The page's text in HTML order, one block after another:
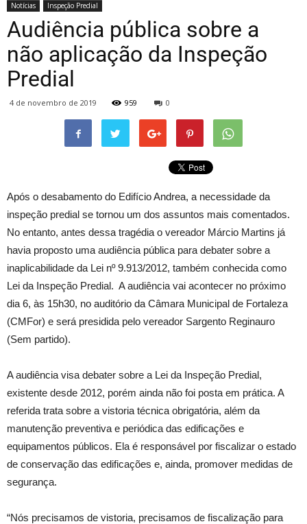
Notícias Inspeção Predial
Audiência pública sobre a
não aplicação da Inspeção
Predial
4 de novembro de 2019 959 0
Após o desabamento do Edifício Andrea, a necessidade da
inspeção predial se tornou um dos assuntos mais comentados.
No entanto, antes dessa tragédia o vereador Márcio Martins já
havia proposto uma audiência pública para debater sobre a
inaplicabilidade da Lei nº 9.913/2012, também conhecida como
Lei da Inspeção Predial. A audiência vai acontecer no próximo
dia 6, às 15h30, no auditório da Câmara Municipal de Fortaleza
(CMFor) e será presidida pelo vereador Sargento Reginauro
(Sem partido).
A audiência visa debater sobre a Lei da Inspeção Predial,
existente desde 2012, porém ainda não foi posta em prática. A
referida trata sobre a vistoria técnica obrigatória, além da
manutenção preventiva e periódica das edificações e
equipamentos públicos. Ela é responsável por fiscalizar o estado
de conservação das edificações e, ainda, promover medidas de
segurança.
“Nós precisamos de vistoria, precisamos de fiscalização para